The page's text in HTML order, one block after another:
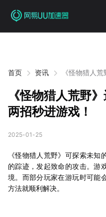
首页 资讯
《怪物猎人
《怪物猎人荒野
两招秒进游戏！
2025-01-25
《怪物猎人荒野》可探索未
的踪迹，发起致命的攻击。游
境。而部分玩家在游玩时可能
方法就顺利解决。